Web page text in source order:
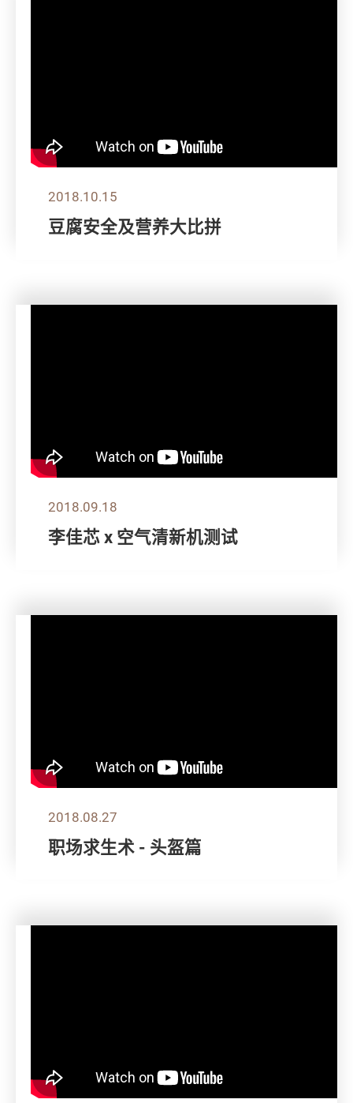
2018.10.15
豆腐安全及营养大比拼
2018.09.18
李佳芯 x 空气清新机测试
2018.08.27
职场求生术 - 头盔篇